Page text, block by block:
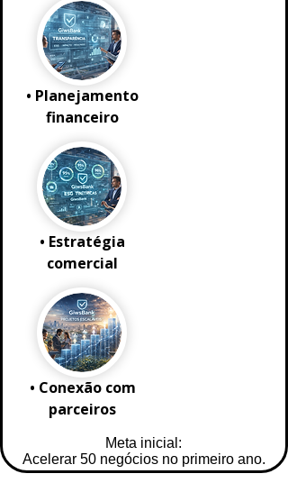
• Planejamento
financeiro
• Estratégia
comercial
• Conexão com
parceiros
Meta inicial:
Acelerar 50 negócios no primeiro ano.